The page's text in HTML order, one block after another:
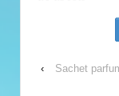
‹
Sachet